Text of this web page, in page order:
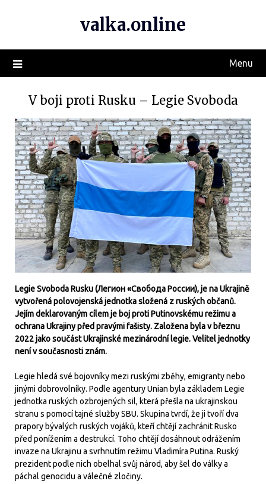
valka.online
Menu
V boji proti Rusku – Legie Svoboda
Legie Svoboda Rusku (Легион «Свобода России), je na Ukrajině
vytvořená polovojenská jednotka složená z ruských občanů.
Jejím deklarovaným cílem je boj proti Putinovskému režimu a
ochrana Ukrajiny před pravými fašisty. Založena byla v březnu
2022 jako součást Ukrajinské mezinárodní legie. Velitel jednotky
není v současnosti znám.
Legie hledá své bojovníky mezi ruskými zběhy, emigranty nebo
jinými dobrovolníky. Podle agentury Unian byla základem Legie
jednotka ruských ozbrojených sil, která přešla na ukrajinskou
stranu s pomocí tajné služby SBU. Skupina tvrdí, že ji tvoří dva
prapory bývalých ruských vojáků, kteří chtějí zachránit Rusko
před ponížením a destrukcí. Toho chtějí dosáhnout odrážením
invaze na Ukrajinu a svrhnutím režimu Vladimíra Putina. Ruský
prezident podle nich obelhal svůj národ, aby šel do války a
páchal genocidu a válečné zločiny.